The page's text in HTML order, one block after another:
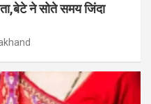
ने सोते समय जिंदा